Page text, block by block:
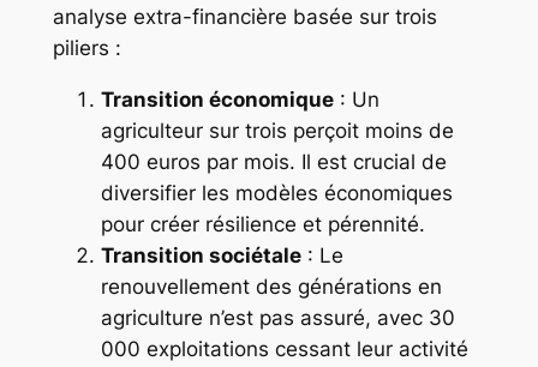
analyse extra-financière basée sur trois
piliers :
Transition économique: Un
agriculteur sur trois perçoit moins de
400 euros par mois. Il est crucial de
diversifier les modèles économiques
pour créer résilience et pérennité.
Transition sociétale: Le
renouvellement des générations en
agriculture n’est pas assuré, avec 30
000 exploitations cessant leur activité